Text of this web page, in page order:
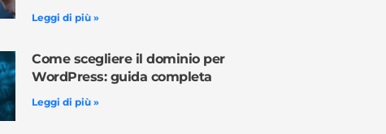
Leggi di più »
Come scegliere il dominio per
WordPress: guida completa
Leggi di più »